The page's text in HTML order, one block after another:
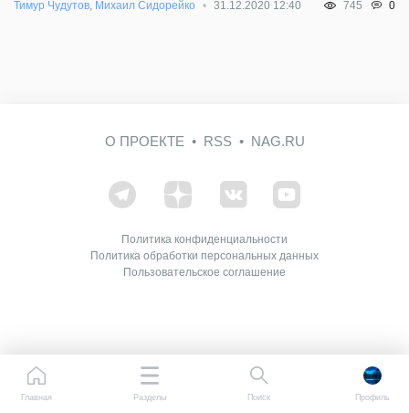
Тимур Чудутов Михаил Сидорейко 31.12.2020 12:40 745 0
Главная Разделы Поиск Профиль
О ПРОЕКТЕ RSS NAG.RU
Политика конфиденциальности
Политика обработки персональных данных
Пользовательское соглашение